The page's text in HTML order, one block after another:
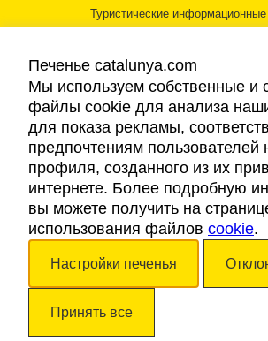
Туристические
Правовая информация
Cookies
Доступность
Авторские права © 2026. Каталонский
Печенье catalunya.com
Мы используем собственные и
файлы cookie для анализа
для показа рекламы,
предпочтениям пользователей
профиля, созданного из их
интернете. Более подробную
вы можете получить на
использования файлов cookie.
Настройки печенья
Принять все